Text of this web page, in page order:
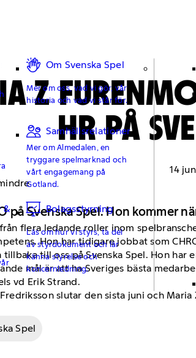
Om Svenska Spel
Mer om oss, vad vi gör, vår
historia och vad vi står för.
Samhällsrelationer
Mer om Almedalen, en
tryggare spelmarknad och
vårt engagemang på
Gotland.
&
Bolagsstyrning
Läs om hur vi styrs, ta del
av styrdokument och lär
känna styrelse och
koncernledning.
Z
HR PÅ
14
på Svenska Spel. Hon kommer
flera ledande roller inom
Hon har tidigare jobbat som
tillbaka till oss på Svenska Spel. Hon
mål är att ha Sveriges bästa
vd Erik Strand.
slutar den sista juni och
Spel